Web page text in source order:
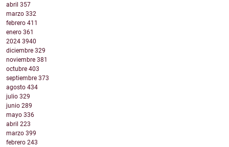
abril 357
marzo 332
febrero 411
enero 361
2024 3940
diciembre 329
noviembre 381
octubre 403
septiembre 373
agosto 434
julio 329
junio 289
mayo 336
abril 223
marzo 399
febrero 243